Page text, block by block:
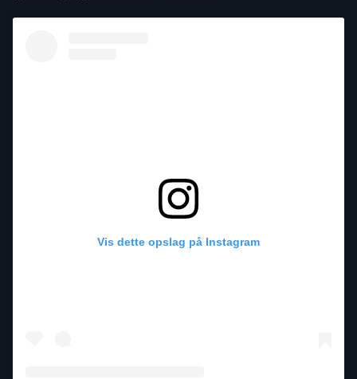
Vis dette opslag på Instagram